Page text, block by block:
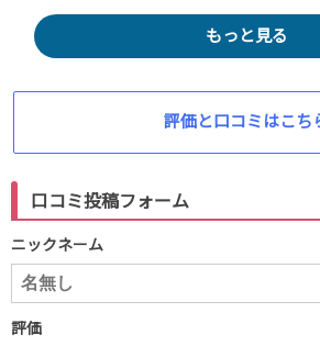
もっと見る
評価と口コミはこち
口コミ投稿フォーム
ニックネーム
評価